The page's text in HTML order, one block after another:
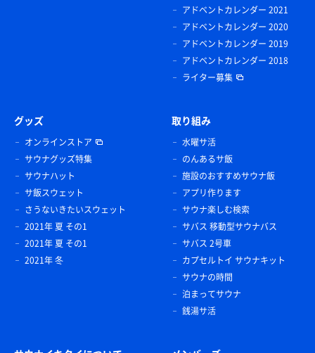
アドベントカレンダー 2021
アドベントカレンダー 2020
アドベントカレンダー 2019
アドベントカレンダー 2018
ライター募集
グッズ
オンラインストア
サウナグッズ特集
サウナハット
サ飯スウェット
さうないきたいスウェット
2021年 夏 その1
2021年 夏 その1
2021年 冬
取り組み
水曜サ活
のんあるサ飯
施設のおすすめサウナ飯
アプリ作ります
サウナ楽しむ検索
サバス 移動型サウナバス
サバス 2号車
カプセルトイ サウナキット
サウナの時間
泊まってサウナ
銭湯サ活